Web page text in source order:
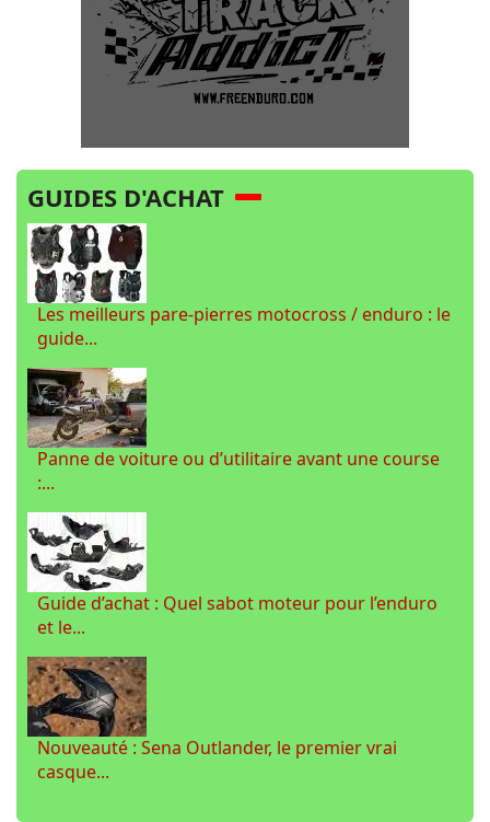
GUIDES D'ACHAT
Les meilleurs pare-pierres motocross / enduro : le
guide...
Panne de voiture ou d’utilitaire avant une course
:...
Guide d’achat : Quel sabot moteur pour l’enduro
et le...
Nouveauté : Sena Outlander, le premier vrai
casque...